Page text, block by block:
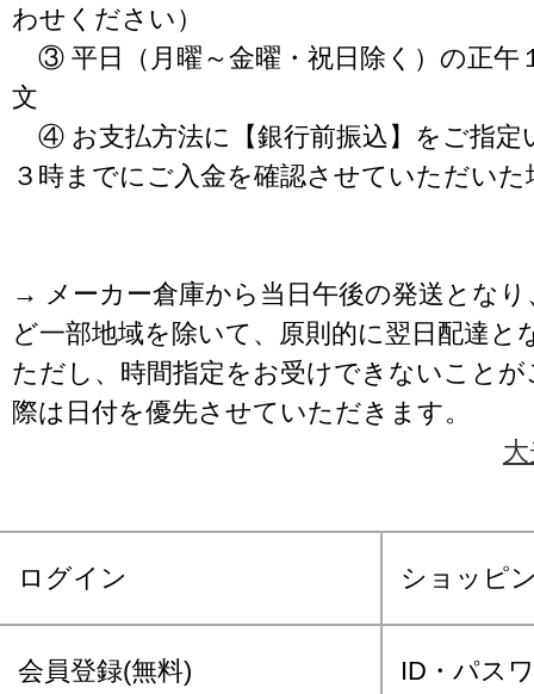
わせください）
③ 平日（月曜～金曜・祝日除く）の正午
文
④ お支払方法に【銀行前振込】をご指定
３時までにご入金を確認させていただいた
→ メーカー倉庫から当日午後の発送となり
ど一部地域を除いて、原則的に翌日配達と
ただし、時間指定をお受けできないこと
際は日付を優先させていただきます。
ログイン ショッピ
会員登録(無料) ID・パス